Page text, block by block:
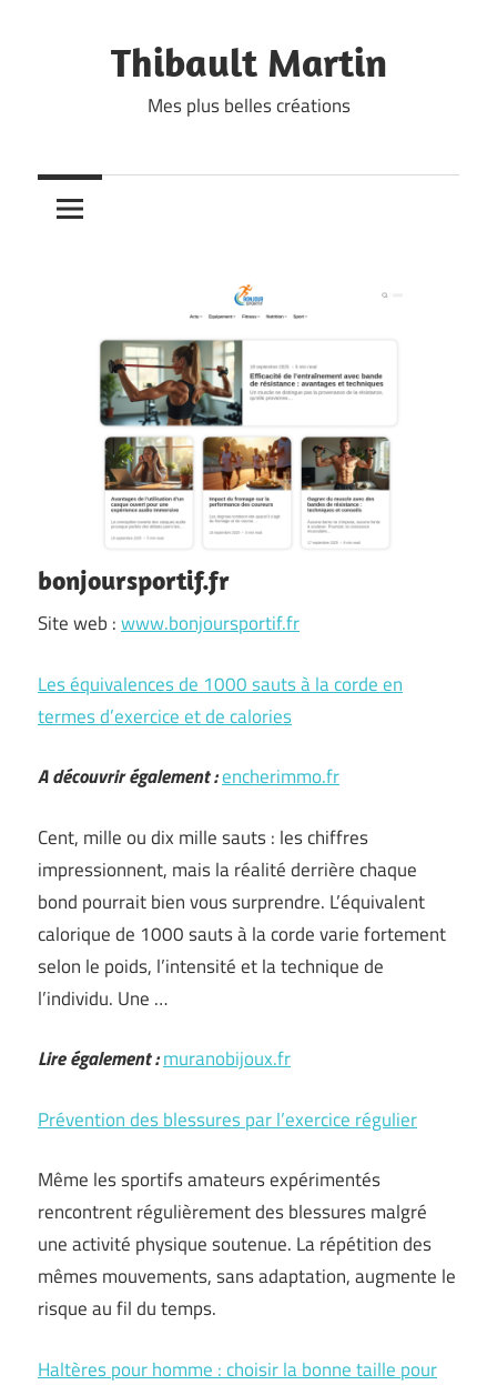
Thibault Martin
Mes plus belles créations
bonjoursportif.fr
Site web :www.bonjoursportif.fr
Les équivalences de 1000 sauts à la corde en
termes d’exercice et de calories
A découvrir également :encherimmo.fr
Cent, mille ou dix mille sauts : les chiffres
impressionnent, mais la réalité derrière chaque
bond pourrait bien vous surprendre. L’équivalent
calorique de 1000 sauts à la corde varie fortement
selon le poids, l’intensité et la technique de
l’individu. Une …
Lire également :muranobijoux.fr
Prévention des blessures par l’exercice régulier
Même les sportifs amateurs expérimentés
rencontrent régulièrement des blessures malgré
une activité physique soutenue. La répétition des
mêmes mouvements, sans adaptation, augmente le
risque au fil du temps.
Haltères pour homme : choisir la bonne taille pour